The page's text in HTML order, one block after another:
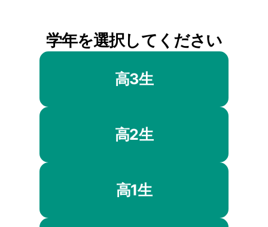
学年を選択してください
高3生
高2生
高1生